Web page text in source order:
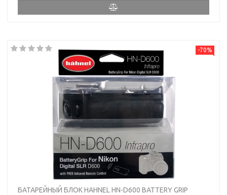
-70%
БАТАРЕЙНЫЙ БЛОК HAHNEL HN-D600 BATTERY GRIP